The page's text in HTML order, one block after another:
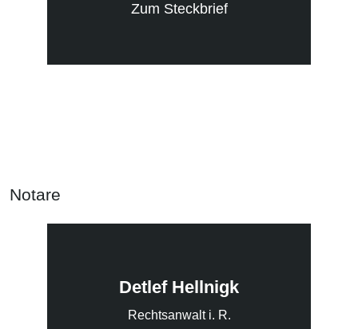
Zum Steckbrief
Notare
Detlef Hellnigk
Rechtsanwalt i. R.